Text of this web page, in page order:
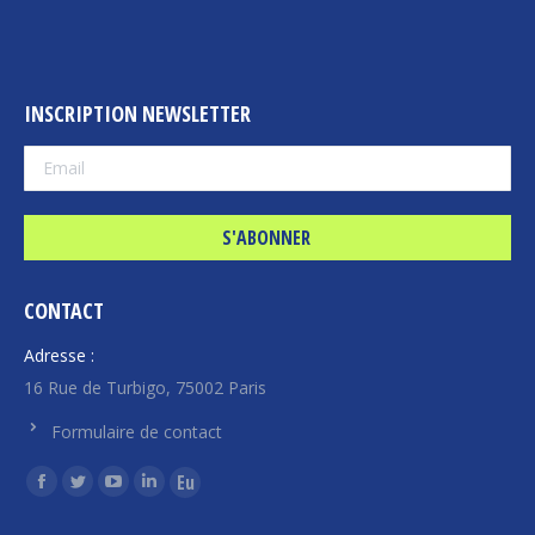
INSCRIPTION NEWSLETTER
CONTACT
Adresse :
16 Rue de Turbigo, 75002 Paris
Formulaire de contact
Trouvez nous sur :
La
La
La
La
La